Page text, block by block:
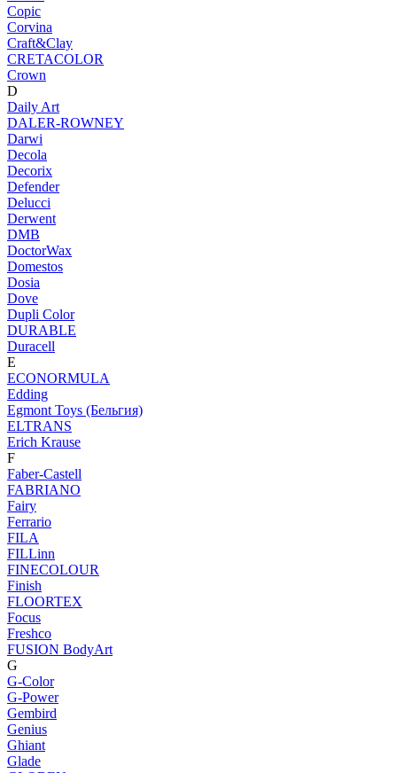
Copic
Corvina
Craft&Clay
CRETACOLOR
Crown
D
Daily Art
DALER-ROWNEY
Darwi
Decola
Decorix
Defender
Delucci
Derwent
DMB
DoctorWax
Domestos
Dosia
Dove
Dupli Color
DURABLE
Duracell
E
ECONORMULA
Edding
Egmont Toys (Бельгия)
ELTRANS
Erich Krause
F
Faber-Castell
FABRIANO
Fairy
Ferrario
FILA
FILLinn
FINECOLOUR
Finish
FLOORTEX
Focus
Freshco
FUSION BodyArt
G
G-Color
G-Power
Gembird
Genius
Ghiant
Glade